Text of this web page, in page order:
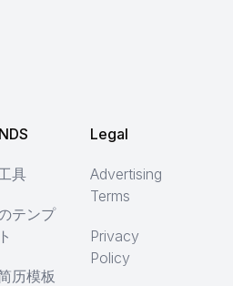
具
テンプ
历模板
Legal
Advertising
Terms
Privacy
Policy